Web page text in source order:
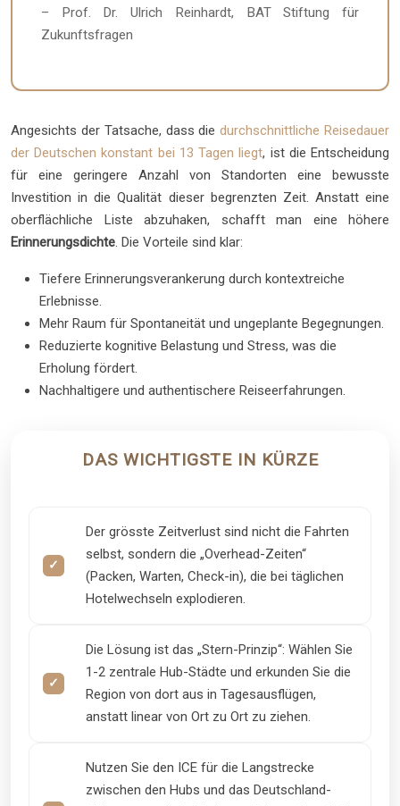
– Prof. Dr. Ulrich Reinhardt, BAT Stiftung für
Zukunftsfragen
Angesichts der Tatsache, dass diedurchschnittliche Reisedauer
der Deutschen konstant bei 13 Tagen liegt, ist die Entscheidung
für eine geringere Anzahl von Standorten eine bewusste
Investition in die Qualität dieser begrenzten Zeit. Anstatt eine
oberflächliche Liste abzuhaken, schafft man eine höhere
Erinnerungsdichte. Die Vorteile sind klar:
Tiefere Erinnerungsverankerung durch kontextreiche
Erlebnisse.
Mehr Raum für Spontaneität und ungeplante Begegnungen.
Reduzierte kognitive Belastung und Stress, was die
Erholung fördert.
Nachhaltigere und authentischere Reiseerfahrungen.
DAS WICHTIGSTE IN KÜRZE
Der grösste Zeitverlust sind nicht die Fahrten
selbst, sondern die „Overhead-Zeiten“
(Packen, Warten, Check-in), die bei täglichen
Hotelwechseln explodieren.
Die Lösung ist das „Stern-Prinzip“: Wählen Sie
1-2 zentrale Hub-Städte und erkunden Sie die
Region von dort aus in Tagesausflügen,
anstatt linear von Ort zu Ort zu ziehen.
Nutzen Sie den ICE für die Langstrecke
zwischen den Hubs und das Deutschland-